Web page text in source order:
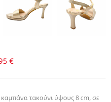
€
καμπάνα τακούνι ύψους 8 cm, σε